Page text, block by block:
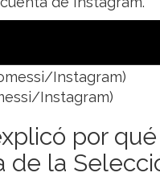
Instagram)
por
de la